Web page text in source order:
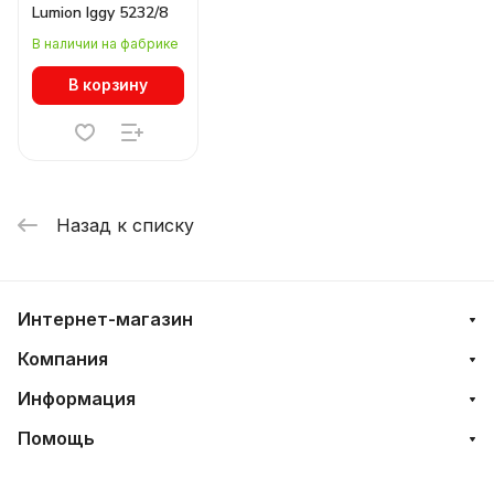
Lumion Iggy 5232/8
В наличии на фабрике
В корзину
Назад к списку
Интернет-магазин
Компания
Информация
Помощь